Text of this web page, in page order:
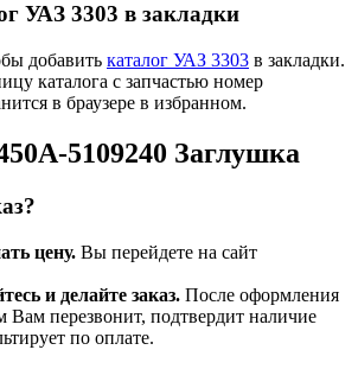
УАЗ 3303 в закладки
добавить каталог УАЗ 3303 в закладки.
каталога с запчастью номер
в браузере в избранном.
5109240 Заглушка
цену. Вы перейдете на сайт
и делайте заказ. После оформления
Вам перезвонит, подтвердит наличие
по оплате.